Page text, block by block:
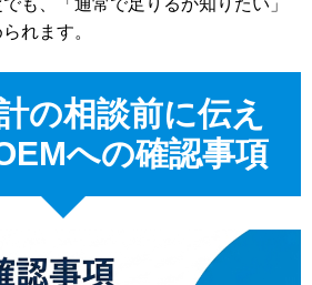
も、「通常で足りるか知りたい」
れます。
の相談前に伝え
への確認事項